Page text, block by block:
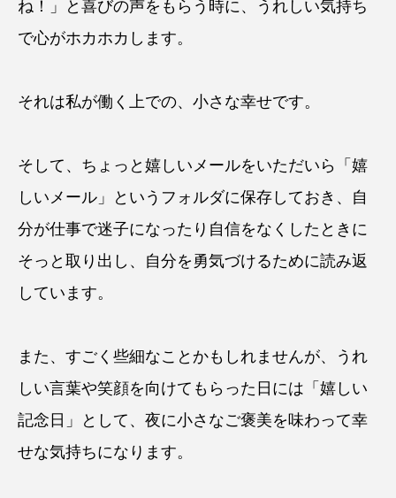
ね！」と喜びの声をもらう時に、うれしい気持ち
で心がホカホカします。
それは私が働く上での、小さな幸せです。
そして、ちょっと嬉しいメールをいただいら「嬉
しいメール」というフォルダに保存しておき、自
分が仕事で迷子になったり自信をなくしたときに
そっと取り出し、自分を勇気づけるために読み返
しています。
また、すごく些細なことかもしれませんが、うれ
しい言葉や笑顔を向けてもらった日には「嬉しい
記念日」として、夜に小さなご褒美を味わって幸
せな気持ちになります。